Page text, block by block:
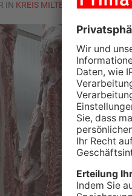
IN KREIS MILTENBERG